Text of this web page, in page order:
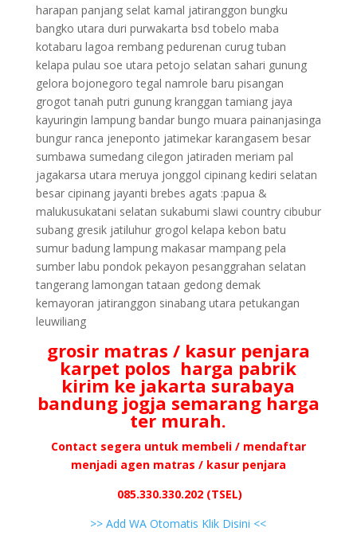
harapan panjang selat kamal jatiranggon bungku
bangko utara duri purwakarta bsd tobelo maba
kotabaru lagoa rembang pedurenan curug tuban
kelapa pulau soe utara petojo selatan sahari gunung
gelora bojonegoro tegal namrole baru pisangan
grogot tanah putri gunung kranggan tamiang jaya
kayuringin lampung bandar bungo muara painanjasinga
bungur ranca jeneponto jatimekar karangasem besar
sumbawa sumedang cilegon jatiraden meriam pal
jagakarsa utara meruya jonggol cipinang kediri selatan
besar cipinang jayanti brebes agats :papua &
malukusukatani selatan sukabumi slawi country cibubur
subang gresik jatiluhur grogol kelapa kebon batu
sumur badung lampung makasar mampang pela
sumber labu pondok pekayon pesanggrahan selatan
tangerang lamongan tataan gedong demak
kemayoran jatiranggon sinabang utara petukangan
leuwiliang
grosir matras / kasur penjara
karpet polos harga pabrik
kirim ke jakarta surabaya
bandung jogja semarang harga
ter murah.
Contact segera untuk membeli / mendaftar
menjadi agen matras / kasur penjara
085.330.330.202 (TSEL)
>> Add WA Otomatis Klik Disini <<